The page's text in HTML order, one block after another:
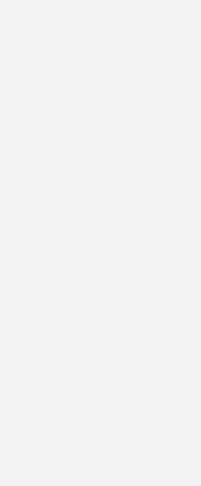
durch eine reduzierte
in Smart-Grid-
dass die
einen wichtigen
böte sie ein hohes
könnten
und PV-Strom
thermisch
günstige